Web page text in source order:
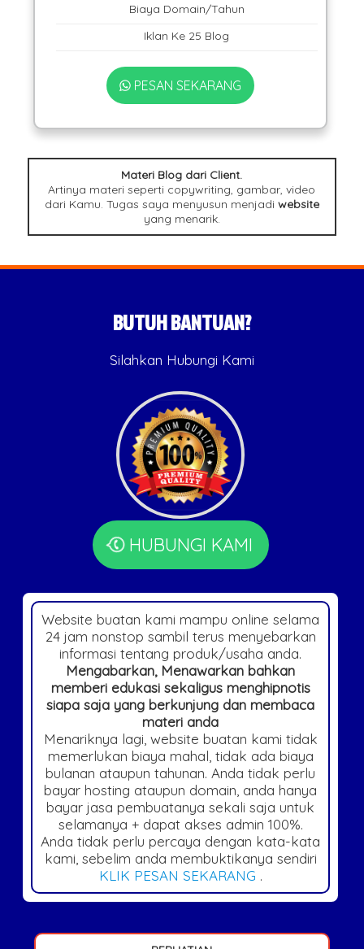
Biaya Domain/Tahun
Iklan Ke 25 Blog
PESAN SEKARANG
Materi Blog dari Client.
Artinya materi seperti copywriting, gambar, video
dari Kamu. Tugas saya menyusun menjadi website
yang menarik.
BUTUH BANTUAN?
Silahkan Hubungi Kami
HUBUNGI KAMI
Website buatan kami mampu online selama
24 jam nonstop sambil terus menyebarkan
informasi tentang produk/usaha anda.
Mengabarkan, Menawarkan bahkan
memberi edukasi sekaligus menghipnotis
siapa saja yang berkunjung dan membaca
materi anda
Menariknya lagi, website buatan kami tidak
memerlukan biaya mahal, tidak ada biaya
bulanan ataupun tahunan. Anda tidak perlu
bayar hosting ataupun domain, anda hanya
bayar jasa pembuatanya sekali saja untuk
selamanya + dapat akses admin 100%.
Anda tidak perlu percaya dengan kata-kata
kami, sebelim anda membuktikanya sendiri
KLIK PESAN SEKARANG .